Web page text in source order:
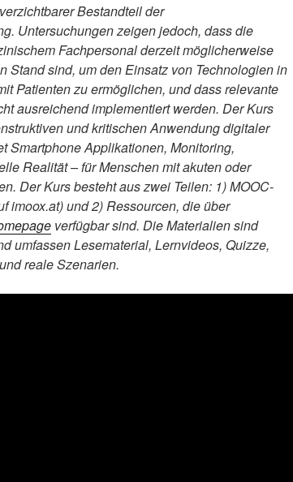
Bestandteil der
Untersuchungen zeigen jedoch, dass die
Fachpersonal derzeit möglicherweise
Stand sind, um den Einsatz von Technologien in
Patienten zu ermöglichen, und dass relevante
ausreichend implementiert werden. Der Kurs
und kritischen Anwendung digitaler
Smartphone Applikationen, Monitoring,
Realität – für Menschen mit akuten oder
Der Kurs besteht aus zwei Teilen: 1) MOOC-
imoox.at) und 2) Ressourcen, die über
verfügbar sind. Die Materialien sind
umfassen Lesematerial, Lernvideos, Quizze,
reale Szenarien.